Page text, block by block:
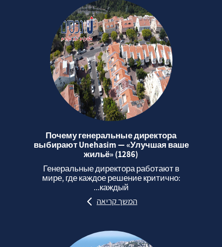
Почему генеральные директора
выбирают Unehasim — «Улучшая ваше
жильё» (1286)
Генеральные директора работают в
мире, где каждое решение критично:
каждый...
המשך קריאה